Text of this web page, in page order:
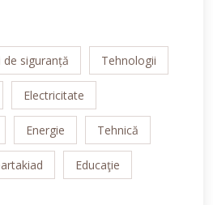
de siguranță Tehnologii
Electricitate
Energie Tehnică
Educaţie